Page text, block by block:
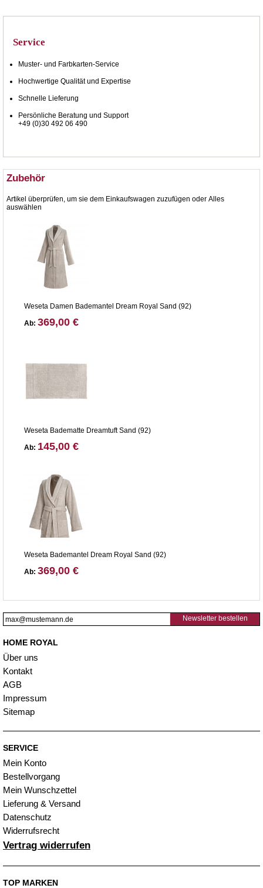
Service
Muster- und Farbkarten-Service
Hochwertige Qualität und Expertise
Schnelle Lieferung
Persönliche Beratung und Support
+49 (0)30 492 06 490
Zubehör
Artikel überprüfen, um sie dem Einkaufswagen zuzufügen oder Alles
auswählen
Weseta Damen Bademantel Dream Royal Sand (92)
Ab: 369,00 €
Weseta Badematte Dreamtuft Sand (92)
Ab: 145,00 €
Weseta Bademantel Dream Royal Sand (92)
Ab: 369,00 €
Newsletter bestellen
HOME ROYAL
Über uns
Kontakt
AGB
Impressum
Sitemap
SERVICE
Mein Konto
Bestellvorgang
Mein Wunschzettel
Lieferung & Versand
Datenschutz
Widerrufsrecht
Vertrag widerrufen
TOP MARKEN